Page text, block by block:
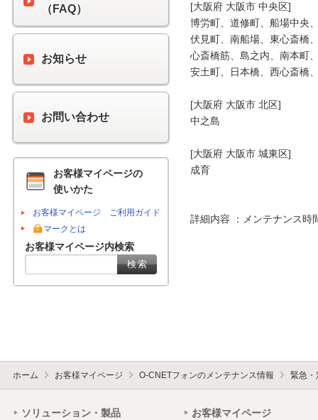
[大阪府 大阪市 中央区]
博労町、道修町、船場中央
伏見町、南船場、東心斎橋
心斎橋筋、島之内、南本町
安土町、日本橋、西心斎橋
[大阪府 大阪市 北区]
中之島
[大阪府 大阪市 城東区]
成育
詳細内容 ：メンテナンス時
（FAQ）
お知らせ
お問い合わせ
お客様マイページの
使いかた
お客様マイページ ご利用ガイド
マークとは
お客様マイページ内検索
ホーム お客様マイページ O-CNETフォンのメンテナンス情報 緊急・
ソリューション・製品 お客様マイページ